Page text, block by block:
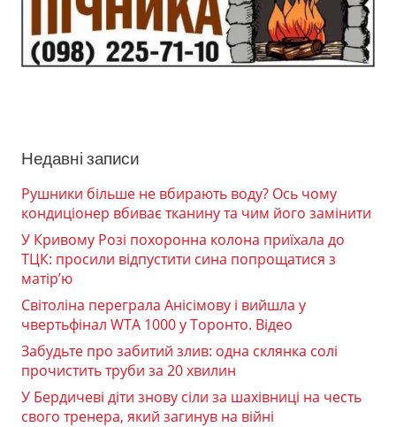
Недавні записи
Рушники більше не вбирають воду? Ось чому
кондиціонер вбиває тканину та чим його замінити
У Кривому Розі похоронна колона приїхала до
ТЦК: просили відпустити сина попрощатися з
матір’ю
Світоліна переграла Анісімову і вийшла у
чвертьфінал WTA 1000 у Торонто. Відео
Забудьте про забитий злив: одна склянка солі
прочистить труби за 20 хвилин
У Бердичеві діти знову сіли за шахівниці на честь
свого тренера, який загинув на війні